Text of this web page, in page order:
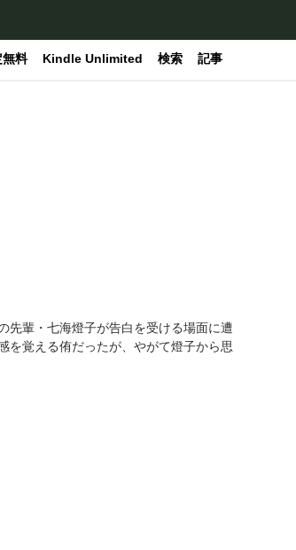
無料 Kindle Unlimited 検索 記事
先輩・七海燈子が告白を受ける場面に遭
を覚える侑だったが、やがて燈子から思